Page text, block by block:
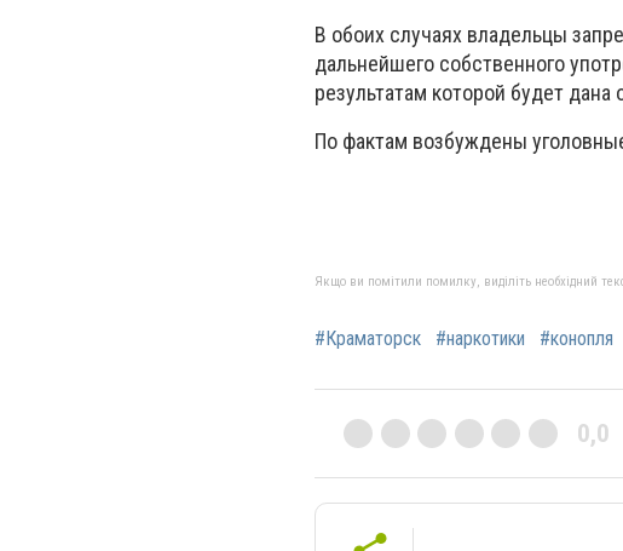
В обоих случаях владельцы
дальнейшего собственного
результатам которой будет
По фактам возбуждены
Якщо ви помітили помилку, виділіть необхідний
#Краматорск #наркотики #конопля
0,0